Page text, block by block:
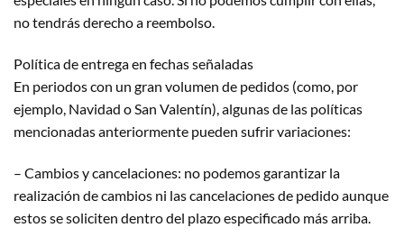
no tendrás derecho a reembolso.
Política de entrega en fechas señaladas
En periodos con un gran volumen de pedidos (como, por
ejemplo, Navidad o San Valentín), algunas de las políticas
mencionadas anteriormente pueden sufrir variaciones:
– Cambios y cancelaciones: no podemos garantizar la
realización de cambios ni las cancelaciones de pedido aunque
estos se soliciten dentro del plazo especificado más arriba.